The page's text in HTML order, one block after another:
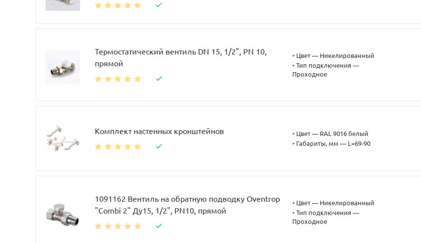
Термостатический вентиль DN 15, 1/2", PN 10,
прямой
• Цвет — Никелированный
• Тип подключения —
Проходное
Комплект настенных кронштейнов • Цвет — RAL 9016 белый
• Габариты, мм — L=69-90
1091162 Вентиль на обратную подводку Oventrop
"Combi 2" Ду15, 1/2", PN10, прямой
• Цвет — Никелированный
• Тип подключения —
Проходное